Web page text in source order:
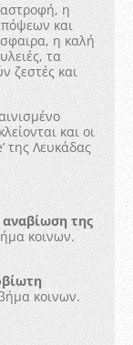
η
και
η καλή
τα
ζεστές και
και οι
της Λευκάδας
αναβίωση της
κοινων.
κοινων.